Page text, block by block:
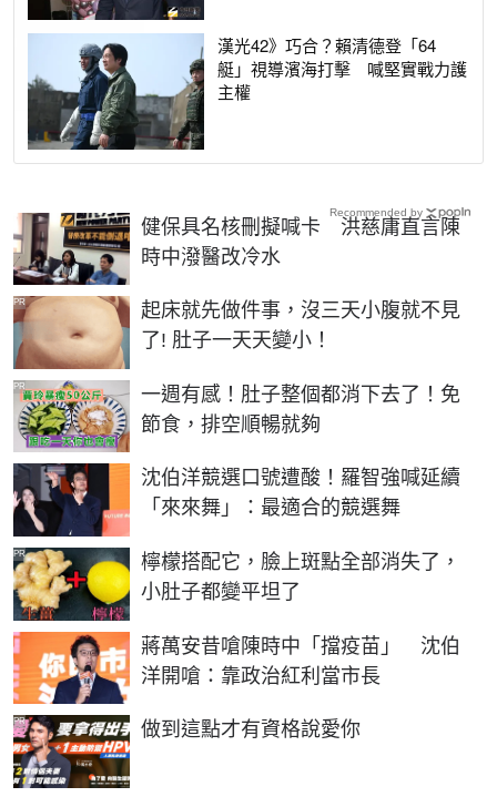
漢光42》巧合？賴清德登「64
艇」視導濱海打擊 喊堅實戰力護
主權
健保具名核刪擬喊卡 洪慈庸直言陳
時中潑醫改冷水
起床就先做件事，沒三天小腹就不見
了! 肚子一天天變小！
PR
一週有感！肚子整個都消下去了！免
節食，排空順暢就夠
PR
沈伯洋競選口號遭酸！羅智強喊延續
「來來舞」：最適合的競選舞
檸檬搭配它，臉上斑點全部消失了，
小肚子都變平坦了
PR
蔣萬安昔嗆陳時中「擋疫苗」 沈伯
洋開嗆：靠政治紅利當市長
做到這點才有資格說愛你
PR
Recommended by